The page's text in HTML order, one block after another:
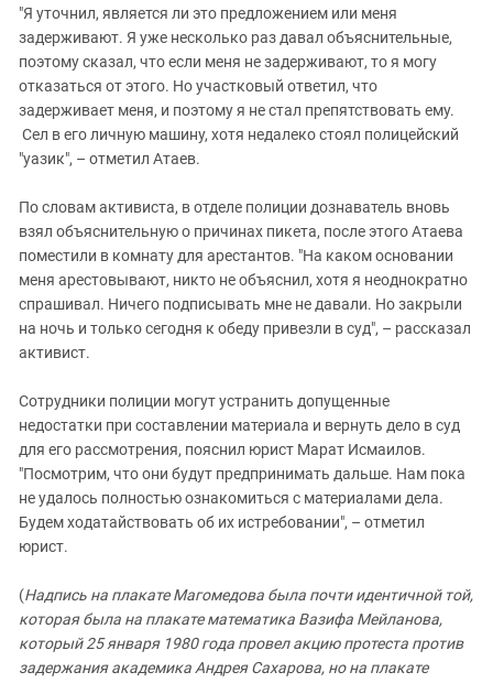
"Я уточнил, является ли это предложением или меня
задерживают. Я уже несколько раз давал объяснительные,
поэтому сказал, что если меня не задерживают, то я могу
отказаться от этого. Но участковый ответил, что
задерживает меня, и поэтому я не стал препятствовать ему.
Сел в его личную машину, хотя недалеко стоял полицейский
"уазик", – отметил Атаев.
По словам активиста, в отделе полиции дознаватель вновь
взял объяснительную о причинах пикета, после этого Атаева
поместили в комнату для арестантов. "На каком основании
меня арестовывают, никто не объяснил, хотя я неоднократно
спрашивал. Ничего подписывать мне не давали. Но закрыли
на ночь и только сегодня к обеду привезли в суд", – рассказал
активист.
Сотрудники полиции могут устранить допущенные
недостатки при составлении материала и вернуть дело в суд
для его рассмотрения, пояснил юрист Марат Исмаилов.
"Посмотрим, что они будут предпринимать дальше. Нам пока
не удалось полностью ознакомиться с материалами дела.
Будем ходатайствовать об их истребовании", – отметил
юрист.
(Надпись на плакате Магомедова была почти идентичной той,
которая была на плакате математика Вазифа Мейланова,
который 25 января 1980 года провел акцию протеста против
задержания академика Андрея Сахарова, но на плакате